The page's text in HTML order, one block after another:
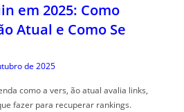
em 2025: Como
Atual e Como Se
de 2025
como a vers, ão atual avalia links,
fazer para recuperar rankings.